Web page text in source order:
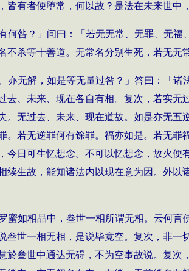
皆有者便堕常，何以故？是法在未来世中
何咎？」问曰：「若无无常、无罪、无
不杀等十善道。无常名分别生死，若无无
亦无解，如是等无量过咎？」答曰：「
去、未来、现在各自有相。复次，若实
。无过去、未来、现在道故。如是亦无
。若无逆罪何有馀罪。福亦如是。若无罪
今日可生忆想念。不可以忆想念，故火便
续生故，能知诸法内以现在意为因。外
蜜如相品中，叁世一相所谓无相。云何
叁世一相无相，是说毕竟空。复次，非一
於叁世中通达无碍，不为空事故说。复